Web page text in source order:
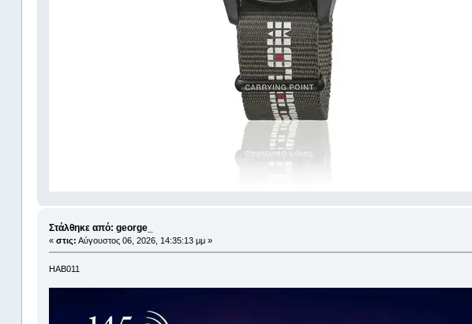
Στάλθηκε από: george_
« στις: Αύγουστος 06, 2026, 14:35:13 μμ »
HAB011